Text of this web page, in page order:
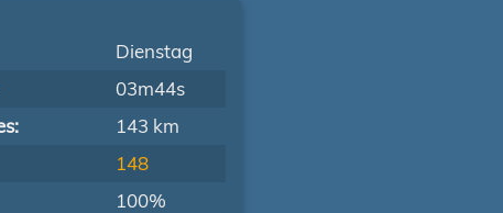
Dienstag
03m44s
143 km
148
100%